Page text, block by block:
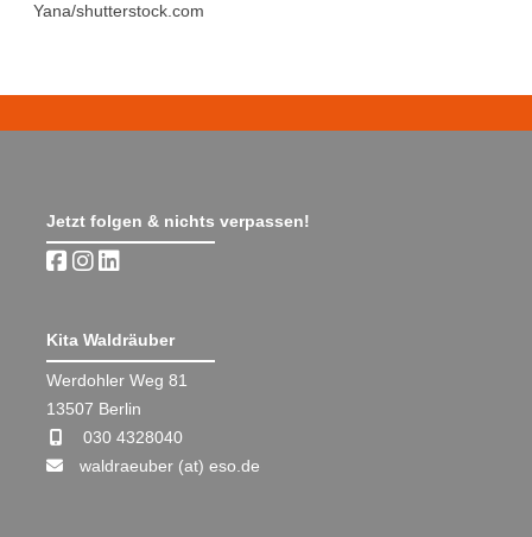
Yana/shutterstock.com
Jetzt folgen & nichts verpassen!
Kita Waldräuber
Werdohler Weg 81
13507 Berlin
030 4328040
waldraeuber (at) eso.de